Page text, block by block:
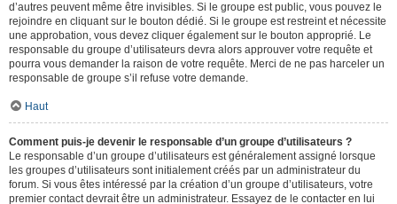
d’autres peuvent même être invisibles. Si le groupe est public, vous pouvez le
rejoindre en cliquant sur le bouton dédié. Si le groupe est restreint et nécessite
une approbation, vous devez cliquer également sur le bouton approprié. Le
responsable du groupe d’utilisateurs devra alors approuver votre requête et
pourra vous demander la raison de votre requête. Merci de ne pas harceler un
responsable de groupe s’il refuse votre demande.
Haut
Comment puis-je devenir le responsable d’un groupe d’utilisateurs ?
Le responsable d’un groupe d’utilisateurs est généralement assigné lorsque
les groupes d’utilisateurs sont initialement créés par un administrateur du
forum. Si vous êtes intéressé par la création d’un groupe d’utilisateurs, votre
premier contact devrait être un administrateur. Essayez de le contacter en lui